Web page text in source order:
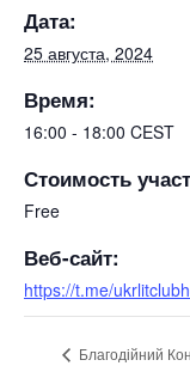
Дата:
25 августа, 2024
Время:
16:00 - 18:00 CEST
Стоимость
Free
Веб-сайт:
https://t.me/
Благодійний